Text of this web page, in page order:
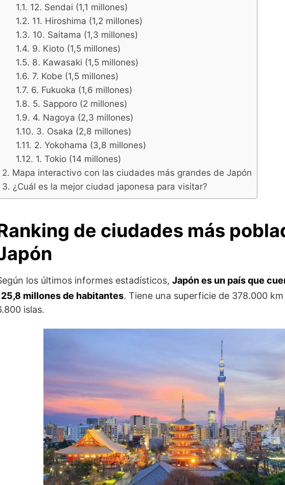
12. Sendai (1,1 millones)
11. Hiroshima (1,2 millones)
10. Saitama (1,3 millones)
9. Kioto (1,5 millones)
8. Kawasaki (1,5 millones)
7. Kobe (1,5 millones)
6. Fukuoka (1,6 millones)
5. Sapporo (2 millones)
4. Nagoya (2,3 millones)
3. Osaka (2,8 millones)
2. Yokohama (3,8 millones)
1. Tokio (14 millones)
Mapa interactivo con las ciudades más grandes de Japón
¿Cuál es la mejor ciudad japonesa para visitar?
de ciudades más
los últimos informes estadísticos, Japón es un país que
millones de habitantes. Tiene una superficie de 378.000 km
islas.